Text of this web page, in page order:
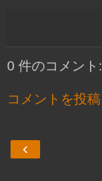
0 件のコメント:
コメントを投稿
‹